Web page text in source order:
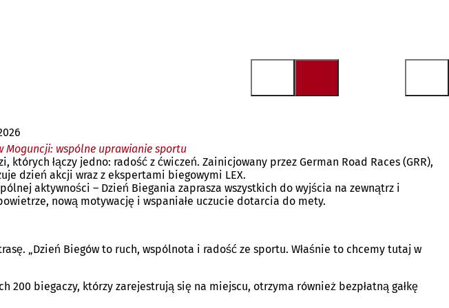
Moguncji: wspólne uprawianie sportu
łączy jedno: radość z ćwiczeń. Zainicjowany przez German Road Races (GRR),
dzień akcji wraz z ekspertami biegowymi LEX.
aktywności – Dzień Biegania zaprasza wszystkich do wyjścia na zewnątrz i
nową motywację i wspaniałe uczucie dotarcia do mety.
„Dzień Biegów to ruch, wspólnota i radość ze sportu. Właśnie to chcemy tutaj w
biegaczy, którzy zarejestrują się na miejscu, otrzyma również bezpłatną gałkę